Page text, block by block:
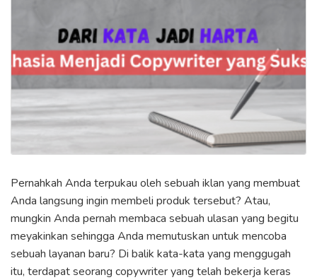
Pernahkah Anda terpukau oleh sebuah iklan yang membuat
Anda langsung ingin membeli produk tersebut? Atau,
mungkin Anda pernah membaca sebuah ulasan yang begitu
meyakinkan sehingga Anda memutuskan untuk mencoba
sebuah layanan baru? Di balik kata-kata yang menggugah
itu, terdapat seorang copywriter yang telah bekerja keras